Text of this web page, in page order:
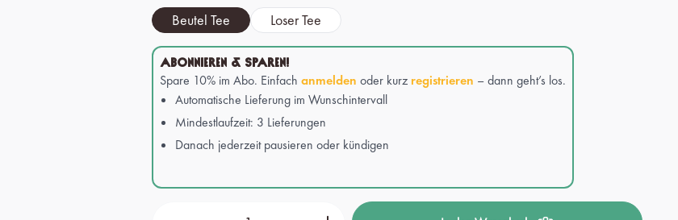
Beutel Tee Loser Tee
ABONNIEREN & SPAREN!
Spare 10% im Abo. Einfach anmelden oder kurz registrieren – dann geht’s los.
Automatische Lieferung im Wunschintervall
Mindestlaufzeit: 3 Lieferungen
Danach jederzeit pausieren oder kündigen
Produkt Anzahl: Gib den gewünschten Wert ein oder benutze die